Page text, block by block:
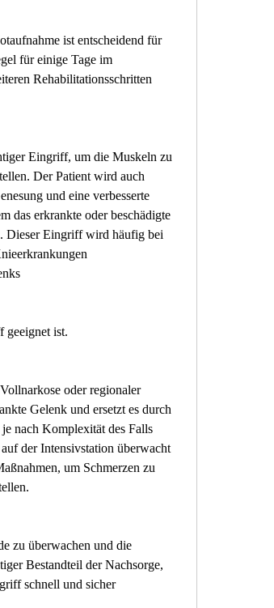
ist entscheidend für
für einige Tage im
Rehabilitationsschritten
Eingriff, um die Muskeln zu
Der Patient wird auch
und eine verbesserte
das erkrankte oder beschädigte
Dieser Eingriff wird häufig bei
geeignet ist.
oder regionaler
Gelenk und ersetzt es durch
nach Komplexität des Falls
der Intensivstation überwacht
um Schmerzen zu
zu überwachen und die
Bestandteil der Nachsorge,
schnell und sicher